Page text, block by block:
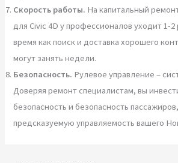
Скорость работы. На капитальный
для Civic 4D у профессионалов уходит 1-2
время как поиск и доставка хорошего
могут занять недели.
Безопасность. Рулевое управление –
Доверяя ремонт специалистам, вы
безопасность и безопасность
предсказуемую управляемость вашего